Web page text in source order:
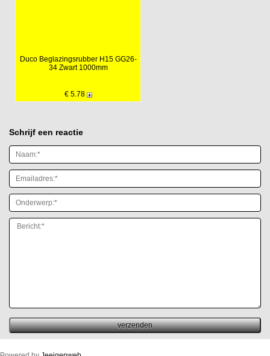
Duco Beglazingsrubber H15 GG26-
34 Zwart 1000mm
€ 5.78
Schrijf een reactie